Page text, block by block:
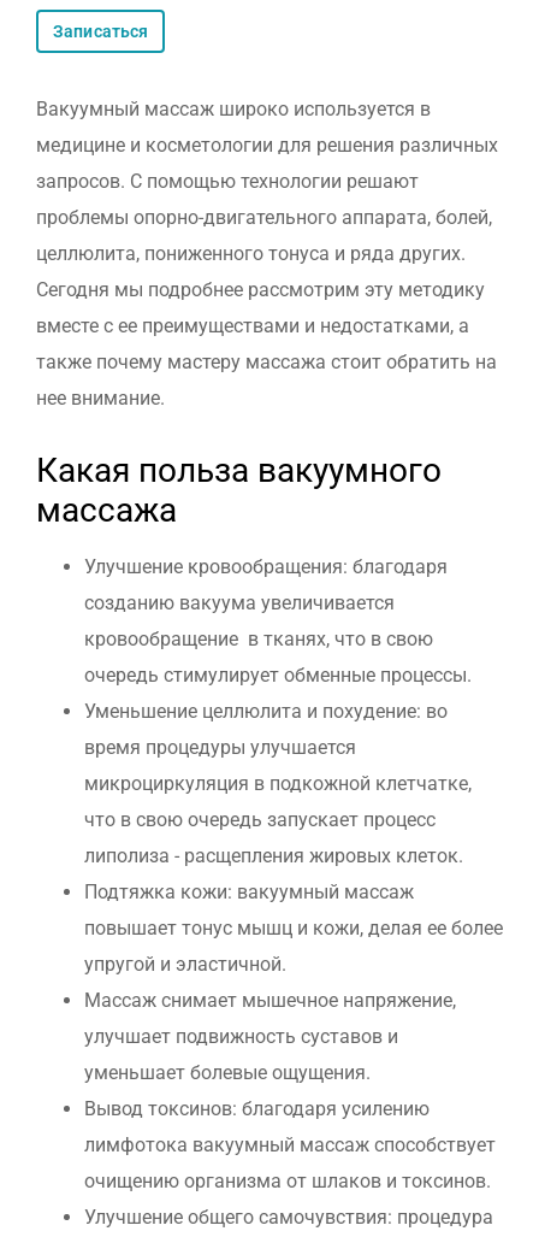
Записаться
Вакуумный массаж широко используется в
медицине и косметологии для решения различных
запросов. С помощью технологии решают
проблемы опорно-двигательного аппарата, болей,
целлюлита, пониженного тонуса и ряда других.
Сегодня мы подробнее рассмотрим эту методику
вместе с ее преимуществами и недостатками, а
также почему мастеру массажа стоит обратить на
нее внимание.
Какая польза вакуумного
массажа
Улучшение кровообращения: благодаря
созданию вакуума увеличивается
кровообращение в тканях, что в свою
очередь стимулирует обменные процессы.
Уменьшение целлюлита и похудение: во
время процедуры улучшается
микроциркуляция в подкожной клетчатке,
что в свою очередь запускает процесс
липолиза - расщепления жировых клеток.
Подтяжка кожи: вакуумный массаж
повышает тонус мышц и кожи, делая ее более
упругой и эластичной.
Массаж снимает мышечное напряжение,
улучшает подвижность суставов и
уменьшает болевые ощущения.
Вывод токсинов: благодаря усилению
лимфотока вакуумный массаж способствует
очищению организма от шлаков и токсинов.
Улучшение общего самочувствия: процедура